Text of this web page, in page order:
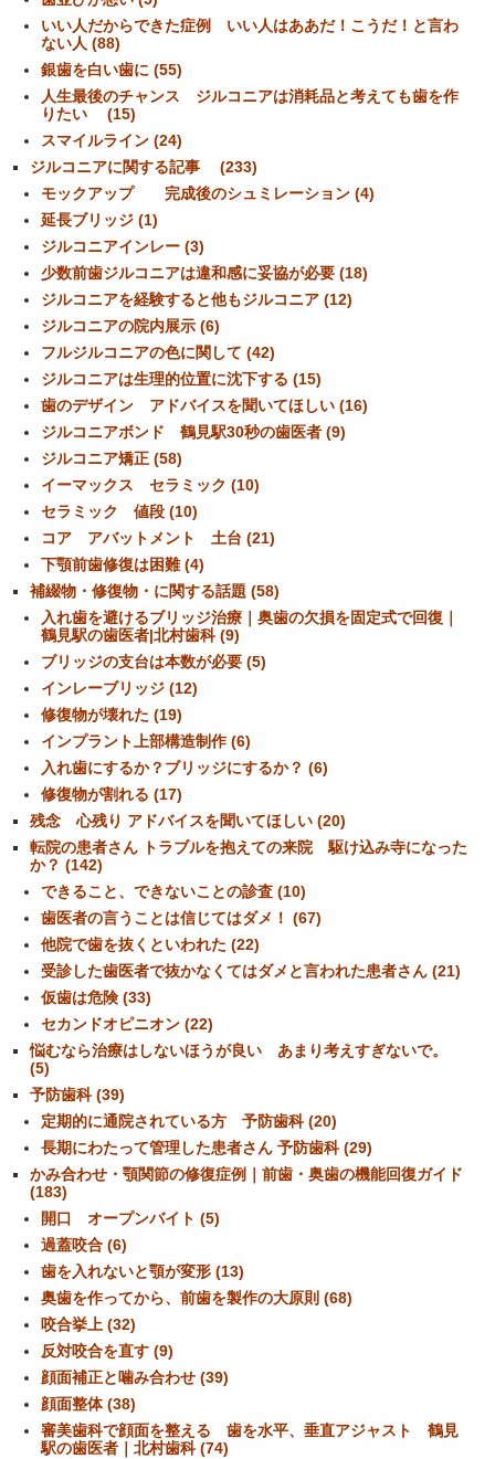
いい人だからできた症例 いい人はああだ！こうだ！と言わ
ない人 (88)
銀歯を白い歯に (55)
人生最後のチャンス ジルコニアは消耗品と考えても歯を作
りたい (15)
スマイルライン (24)
ジルコニアに関する記事 (233)
モックアップ 完成後のシュミレーション (4)
延長ブリッジ (1)
ジルコニアインレー (3)
少数前歯ジルコニアは違和感に妥協が必要 (18)
ジルコニアを経験すると他もジルコニア (12)
ジルコニアの院内展示 (6)
フルジルコニアの色に関して (42)
ジルコニアは生理的位置に沈下する (15)
歯のデザイン アドバイスを聞いてほしい (16)
ジルコニアボンド 鶴見駅30秒の歯医者 (9)
ジルコニア矯正 (58)
イーマックス セラミック (10)
セラミック 値段 (10)
コア アバットメント 土台 (21)
下顎前歯修復は困難 (4)
補綴物・修復物・に関する話題 (58)
入れ歯を避けるブリッジ治療｜奥歯の欠損を固定式で回復｜
鶴見駅の歯医者|北村歯科 (9)
ブリッジの支台は本数が必要 (5)
インレーブリッジ (12)
修復物が壊れた (19)
インプラント上部構造制作 (6)
入れ歯にするか？ブリッジにするか？ (6)
修復物が割れる (17)
残念 心残り アドバイスを聞いてほしい (20)
転院の患者さん トラブルを抱えての来院 駆け込み寺になった
か？ (142)
できること、できないことの診査 (10)
歯医者の言うことは信じてはダメ！ (67)
他院で歯を抜くといわれた (22)
受診した歯医者で抜かなくてはダメと言われた患者さん (21)
仮歯は危険 (33)
セカンドオピニオン (22)
悩むなら治療はしないほうが良い あまり考えすぎないで。
(5)
予防歯科 (39)
定期的に通院されている方 予防歯科 (20)
長期にわたって管理した患者さん 予防歯科 (29)
かみ合わせ・顎関節の修復症例｜前歯・奥歯の機能回復ガイド
(183)
開口 オープンバイト (5)
過蓋咬合 (6)
歯を入れないと顎が変形 (13)
奥歯を作ってから、前歯を製作の大原則 (68)
咬合挙上 (32)
反対咬合を直す (9)
顔面補正と噛み合わせ (39)
顔面整体 (38)
審美歯科で顔面を整える 歯を水平、垂直アジャスト 鶴見
駅の歯医者｜北村歯科 (74)